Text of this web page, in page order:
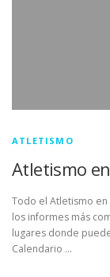
ATLETISMO
Atletismo
Todo el Atletismo
los informes más
lugares donde
Calendario …